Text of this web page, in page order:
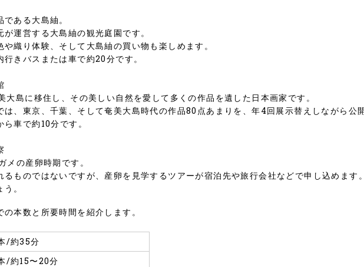
ある大島紬。
運営する大島紬の観光庭園です。
織り体験、そして大島紬の買い物も楽しめます。
きバスまたは車で約20分です。
大島に移住し、その美しい自然を愛して多くの作品を遺した日本画家です。
は、東京、千葉、そして奄美大島時代の作品80点あまりを、年4回展示替えしながら公
車で約10分です。
の産卵時期です。
ものではないですが、産卵を見学するツアーが宿泊先や旅行会社などで申し込めます。
。
本数と所要時間を紹介します。
/約35分
/約15〜20分